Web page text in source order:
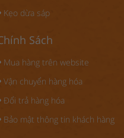
Kẹo dừa sáp
Sách
Mua hàng trên website
Vận chuyển hàng hóa
Đổi trả hàng hóa
Bảo mật thông tin khách hàng